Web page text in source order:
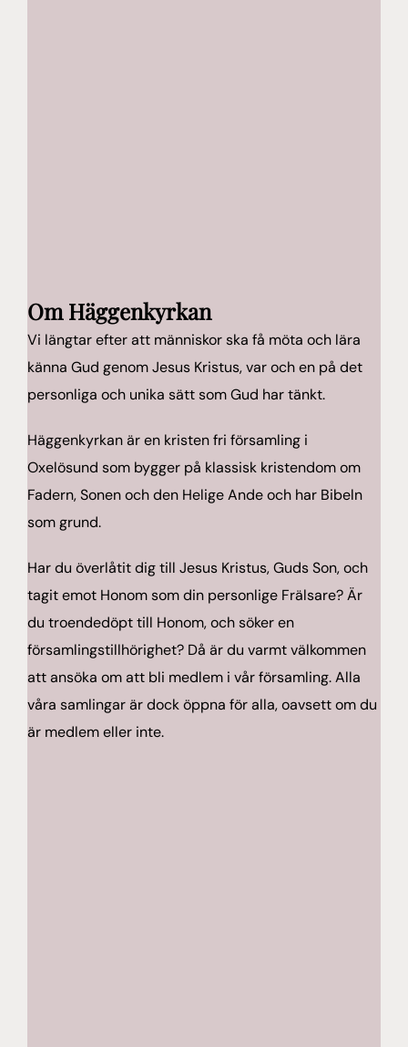
Om Häggenkyrkan
Vi längtar efter att människor ska få möta och lära
känna Gud genom Jesus Kristus, var och en på det
personliga och unika sätt som Gud har tänkt.
Häggenkyrkan är en kristen fri församling i
Oxelösund som bygger på klassisk kristendom om
Fadern, Sonen och den Helige Ande och har Bibeln
som grund.
Har du överlåtit dig till Jesus Kristus, Guds Son, och
tagit emot Honom som din personlige Frälsare? Är
du troendedöpt till Honom, och söker en
församlingstillhörighet? Då är du varmt välkommen
att ansöka om att bli medlem i vår församling. Alla
våra samlingar är dock öppna för alla, oavsett om du
är medlem eller inte.